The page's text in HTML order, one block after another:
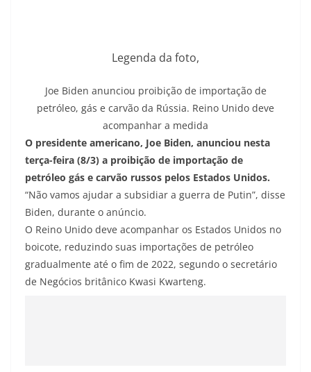
Legenda da foto,
Joe Biden anunciou proibição de importação de
petróleo, gás e carvão da Rússia. Reino Unido deve
acompanhar a medida
O presidente americano, Joe Biden, anunciou nesta
terça-feira (8/3) a proibição de importação de
petróleo gás e carvão russos pelos Estados Unidos.
“Não vamos ajudar a subsidiar a guerra de Putin”, disse
Biden, durante o anúncio.
O Reino Unido deve acompanhar os Estados Unidos no
boicote, reduzindo suas importações de petróleo
gradualmente até o fim de 2022, segundo o secretário
de Negócios britânico Kwasi Kwarteng.